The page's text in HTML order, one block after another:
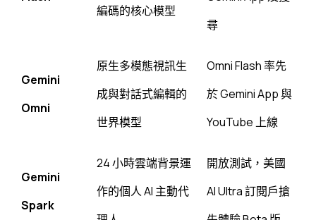
編碼的核心模型
尋
Gemini
Omni
原生多模態視訊生
成與對話式編輯的
世界模型
Omni Flash 率先
於 Gemini App 與
YouTube 上線
Gemini
Spark
24 小時雲端背景運
作的個人 AI 主動代
開放測試，美國
AI Ultra 訂閱戶搶